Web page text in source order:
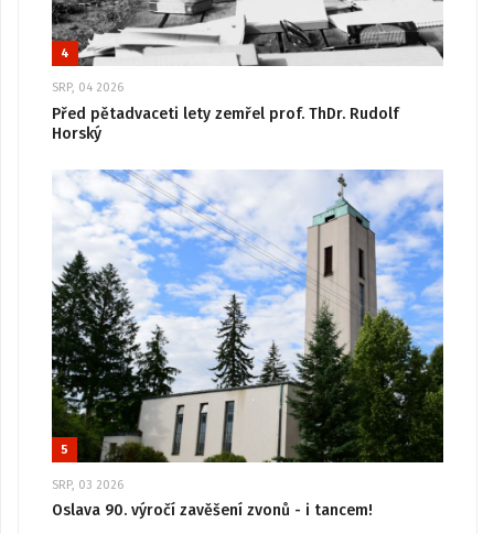
4
SRP, 04 2026
Před pětadvaceti lety zemřel prof. ThDr. Rudolf
Horský
5
SRP, 03 2026
Oslava 90. výročí zavěšení zvonů - i tancem!